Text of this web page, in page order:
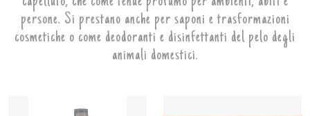
persone. Si prestano anche per saponi e trasformazioni
cosmetiche o come deodoranti e disinfettanti del pelo degli
animali domestici.